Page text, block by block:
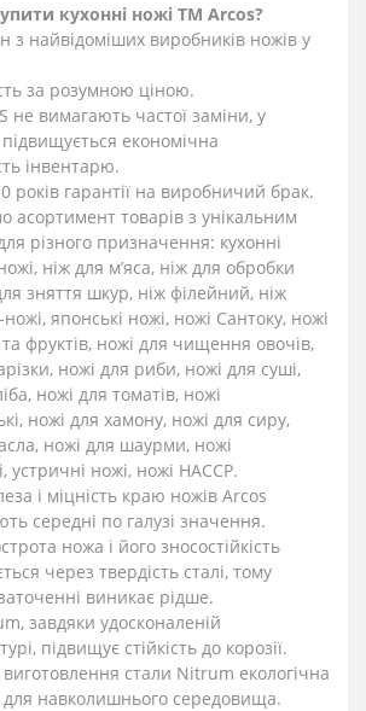
кухонні ножі ТМ Arcos?
з найвідоміших виробників ножів у
за розумною ціною.
не вимагають частої заміни, у
підвищується економічна
інвентарю.
років гарантії на виробничий брак.
асортимент товарів з унікальним
різного призначення: кухонні
ніж для м’яса, ніж для обробки
зняття шкур, ніж філейний, ніж
японські ножі, ножі Сантоку, ножі
фруктів, ножі для чищення овочів,
ножі для риби, ножі для суші,
ножі для томатів, ножі
ножі для хамону, ножі для сиру,
ножі для шаурми, ножі
устричні ножі, ножі HACCP.
і міцність краю ножів Arcos
середні по галузі значення.
ножа і його зносостійкість
через твердість сталі, тому
виникає рідше.
завдяки удосконаленій
підвищує стійкість до корозії.
виготовлення стали Nitrum екологічна
для навколишнього середовища.